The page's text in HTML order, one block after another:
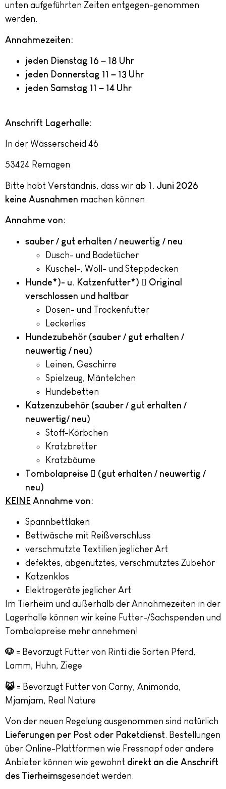
unten aufgeführten Zeiten entgegen-genommen
werden.
Annahmezeiten:
jeden Dienstag 16 – 18 Uhr
jeden Donnerstag 11 – 13 Uhr
jeden Samstag 11 – 14 Uhr
Anschrift Lagerhalle:
In der Wässerscheid 46
53424 Remagen
Bitte habt Verständnis, dass wir ab 1. Juni 2026
keine Ausnahmen machen können.
Annahme von:
sauber / gut erhalten / neuwertig / neu
Dusch- und Badetücher
Kuschel-, Woll- und Steppdecken
Hunde*)- u. Katzenfutter*)  Original
verschlossen und haltbar
Dosen- und Trockenfutter
Leckerlies
Hundezubehör (sauber / gut erhalten /
neuwertig / neu)
Leinen, Geschirre
Spielzeug, Mäntelchen
Hundebetten
Katzenzubehör (sauber / gut erhalten /
neuwertig/ neu)
Stoff-Körbchen
Kratzbretter
Kratzbäume
Tombolapreise  (gut erhalten / neuwertig /
neu)
KEINE Annahme von:
Spannbettlaken
Bettwäsche mit Reißverschluss
verschmutzte Textilien jeglicher Art
defektes, abgenutztes, verschmutztes Zubehör
Katzenklos
Elektrogeräte jeglicher Art
Im Tierheim und außerhalb der Annahmezeiten in der
Lagerhalle können wir keine Futter-/Sachspenden und
Tombolapreise mehr annehmen!
🐶 = Bevorzugt Futter von Rinti die Sorten Pferd,
Lamm, Huhn, Ziege
😺 = Bevorzugt Futter von Carny, Animonda,
Mjamjam, Real Nature
Von der neuen Regelung ausgenommen sind natürlich
Lieferungen per Post oder Paketdienst. Bestellungen
über Online-Plattformen wie Fressnapf oder andere
Anbieter können wie gewohnt direkt an die Anschrift
des Tierheimsgesendet werden.